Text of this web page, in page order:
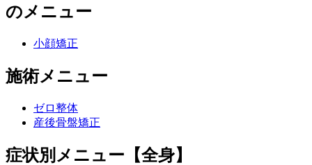
のメニュー
小顔矯正
施術メニュー
ゼロ整体
産後骨盤矯正
症状別メニュー【全身】